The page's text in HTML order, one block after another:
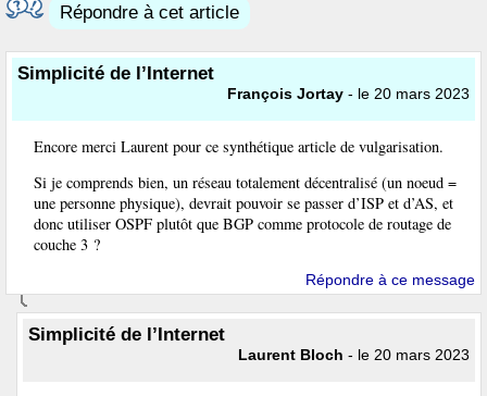
Répondre à cet article
Simplicité de l’Internet
François Jortay - le 20 mars 2023
Encore merci Laurent pour ce synthétique article de vulgarisation.
Si je comprends bien, un réseau totalement décentralisé (un noeud =
une personne physique), devrait pouvoir se passer d’ISP et d’AS, et
donc utiliser OSPF plutôt que BGP comme protocole de routage de
couche 3 ?
Répondre à ce message
Simplicité de l’Internet
Laurent Bloch - le 20 mars 2023